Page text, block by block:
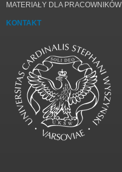
MATERIAŁY DLA PRACOWNIKÓW
KONTAKT